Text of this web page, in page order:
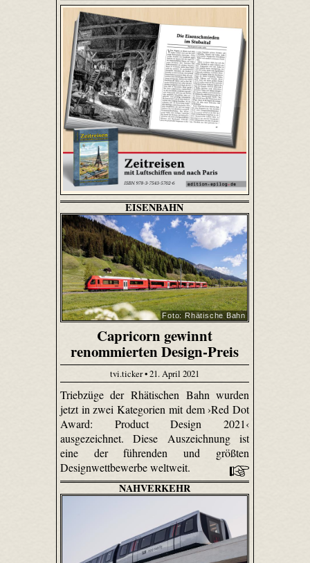
EISENBAHN
Foto: Rhätische Bahn
Capricorn gewinnt
renommierten Design-Preis
tvi.ticker • 21. April 2021
Triebzüge der Rhätischen Bahn wurden
jetzt in zwei Kategorien mit dem ›Red Dot
Award: Product Design 2021‹
ausgezeichnet. Diese Auszeichnung ist
eine der führenden und größten
Designwettbewerbe weltweit.
NAHVERKEHR